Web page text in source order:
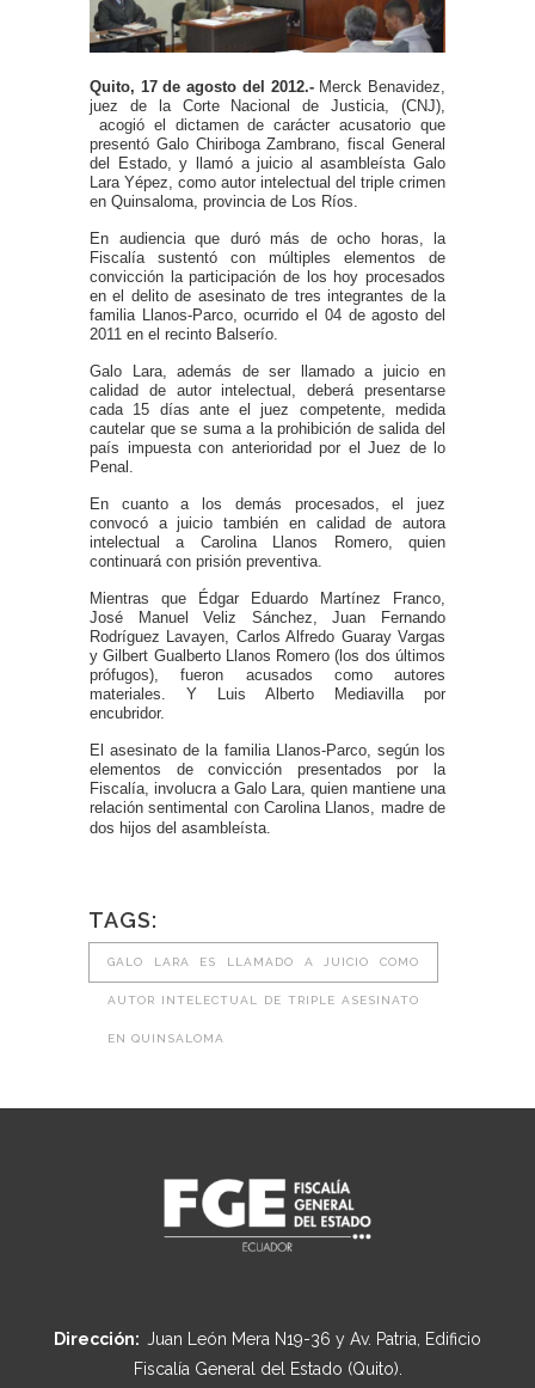
Quito, 17 de agosto del 2012.-Merck Benavidez,
juez de la Corte Nacional de Justicia, (CNJ),
acogió el dictamen de carácter acusatorio que
presentó Galo Chiriboga Zambrano, fiscal General
del Estado, y llamó a juicio al asambleísta Galo
Lara Yépez, como autor intelectual del triple crimen
en Quinsaloma, provincia de Los Ríos.
En audiencia que duró más de ocho horas, la
Fiscalía sustentó con múltiples elementos de
convicción la participación de los hoy procesados
en el delito de asesinato de tres integrantes de la
familia Llanos-Parco, ocurrido el 04 de agosto del
2011 en el recinto Balserío.
Galo Lara, además de ser llamado a juicio en
calidad de autor intelectual, deberá presentarse
cada 15 días ante el juez competente, medida
cautelar que se suma a la prohibición de salida del
país impuesta con anterioridad por el Juez de lo
Penal.
En cuanto a los demás procesados, el juez
convocó a juicio también en calidad de autora
intelectual a Carolina Llanos Romero, quien
continuará con prisión preventiva.
Mientras que Édgar Eduardo Martínez Franco,
José Manuel Veliz Sánchez, Juan Fernando
Rodríguez Lavayen, Carlos Alfredo Guaray Vargas
y Gilbert Gualberto Llanos Romero (los dos últimos
prófugos), fueron acusados como autores
materiales. Y Luis Alberto Mediavilla por
encubridor.
El asesinato de la familia Llanos-Parco, según los
elementos de convicción presentados por la
Fiscalía, involucra a Galo Lara, quien mantiene una
relación sentimental con Carolina Llanos, madre de
dos hijos del asambleísta.
TAGS:
GALO LARA ES LLAMADO A JUICIO COMO
AUTOR INTELECTUAL DE TRIPLE ASESINATO
EN QUINSALOMA
Dirección: Juan León Mera N19-36 y Av. Patria, Edificio
Fiscalía General del Estado (Quito).